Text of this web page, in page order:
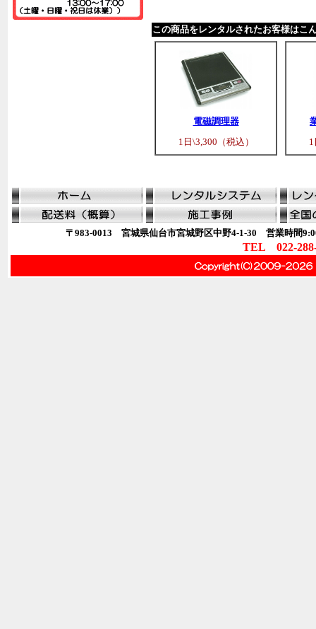
この商品をレンタルされたお客様はこ
電磁調理器
1日\3,300（税込）
〒983-0013 宮城県仙台市宮城野区中野4-1-30 営業時間
TEL 022-